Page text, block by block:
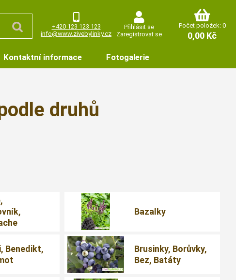
+420 123 123 123
info@www.zivebylinky.cz
Přihlásit se
Zaregistrovat se
Počet položek: 0
0,00 Kč
Kontaktní informace Fotogalerie
druhů
Bazalky
Benedikt,
Brusinky, Borůvky,
Bez, Batáty